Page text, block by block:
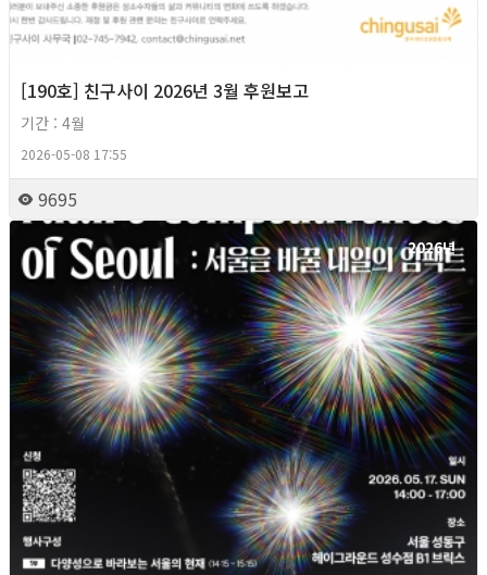
[190호] 친구사이 2026년 3월 후원보고
기간 : 4월
2026-05-08 17:55
9695
2026년